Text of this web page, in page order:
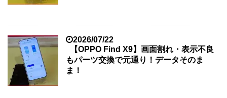
2026/07/22
【OPPO Find X9】画面割れ・表示不良
もパーツ交換で元通り！データそのま
ま！